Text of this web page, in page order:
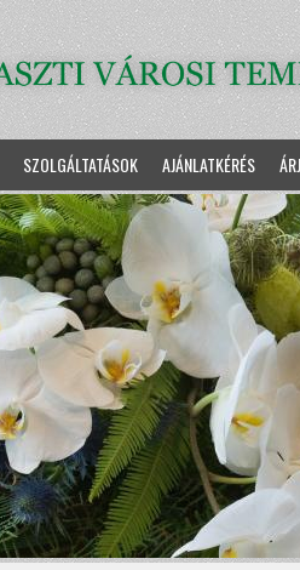
SZOLGÁLTATÁSOK AJÁNLATKÉRÉS